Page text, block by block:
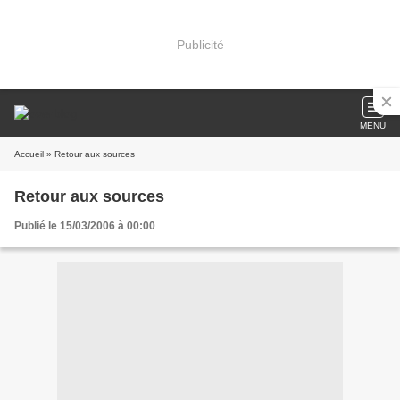
Publicité
MENU
Accueil » Retour aux sources
Retour aux sources
Publié le 15/03/2006 à 00:00